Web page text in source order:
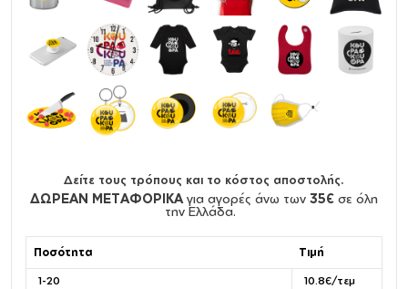
Δείτε τους τρόπους και το κόστος αποστολής.
ΔΩΡΕΑΝ ΜΕΤΑΦΟΡΙΚΑ για αγορές άνω των 35€ σε όλη
την Ελλάδα.
Ποσότητα Τιμή
1-20
10.8€/τεμ